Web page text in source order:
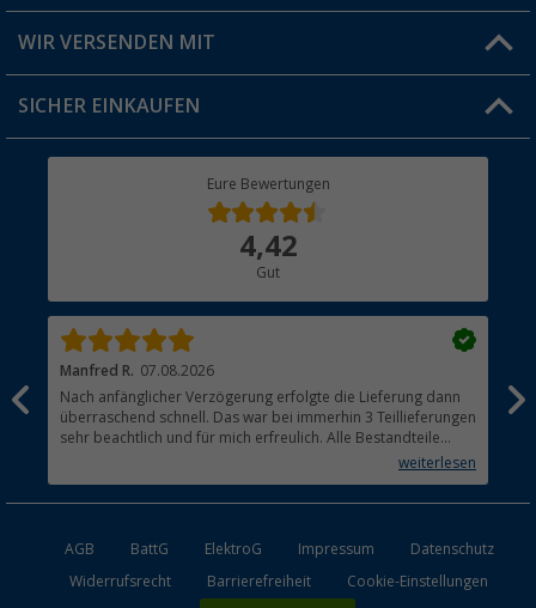
Jobs & Karriere
Versandinformationen
Rücksendung
WIR VERSENDEN MIT
SICHER EINKAUFEN
Eure Bewertungen
4,42
Gut
Manfred R. 07.08.2026
Nach anfänglicher Verzögerung erfolgte die Lieferung dann
überraschend schnell. Das war bei immerhin 3 Teillieferungen
sehr beachtlich und für mich erfreulich. Alle Bestandteile
waren gut verpackt und in Ordnung. Das Gerät (Gasgrill)weiterlesen
AGB BattG ElektroG Impressum
Datenschutz
Widerrufsrecht
Barrierefreiheit Cookie-Einstellungen